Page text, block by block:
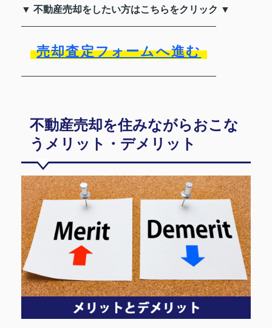
▼ 不動産売却をしたい方はこちらをクリック ▼
売却査定フォームへ進む
不動産売却を住みながらおこな
うメリット・デメリット